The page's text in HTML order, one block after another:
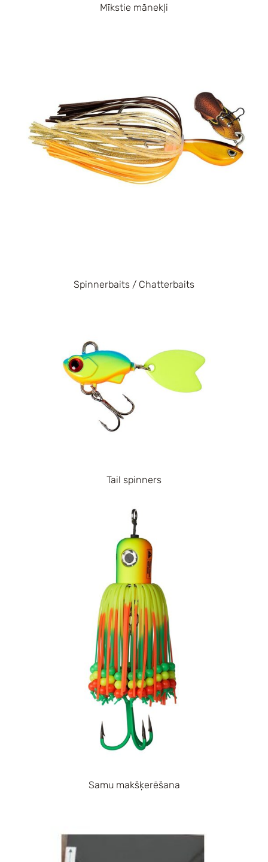
Mīkstie mānekļi
Spinnerbaits / Chatterbaits
Tail spinners
Samu makšķerēšana